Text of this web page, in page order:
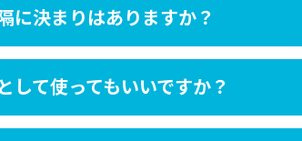
に決まりはありますか？
して使ってもいいですか？